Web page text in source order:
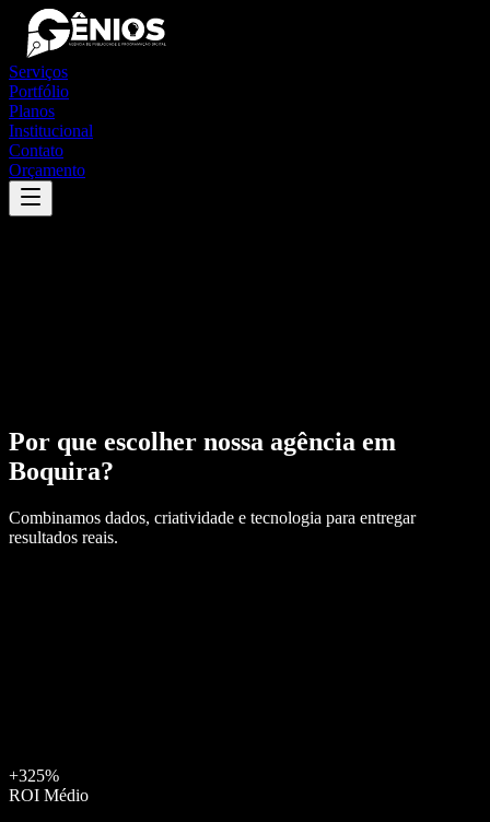
Serviços
Portfólio
Planos
Institucional
Contato
Orçamento
Por que escolher nossa agência em
Boquira?
Combinamos dados, criatividade e tecnologia para entregar
resultados reais.
+325%
ROI Médio